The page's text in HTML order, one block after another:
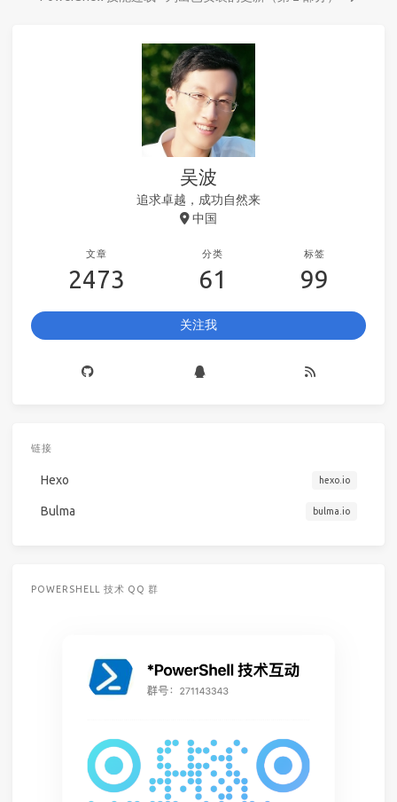
吴波
追求卓越，成功自然来
中国
文章
2473
分类
61
标签
99
关注我
链接
Hexo hexo.io
Bulma bulma.io
POWERSHELL 技术 QQ 群